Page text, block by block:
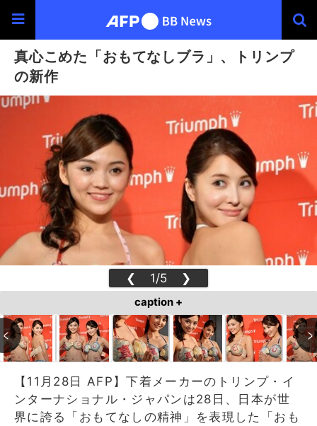
真心こめた「おもてなしブラ」、トリンプ
の新作
❮ 1/5 ❯
caption +
【11月28日 AFP】下着メーカーのトリンプ・イ
ンターナショナル・ジャパンは28日、日本が世
界に誇る「おもてなしの精神」を表現した「おも